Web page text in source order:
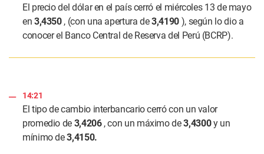
El precio del dólar en el país cerró el miércoles 13 de mayo
en 3,4350, (con una apertura de3,4190), según lo dio a
conocer el Banco Central de Reserva del Perú (BCRP).
14:21
El tipo de cambio interbancario cerró con un valor
promedio de 3,4206 , con un máximo de3,4300y un
mínimo de3,4150.